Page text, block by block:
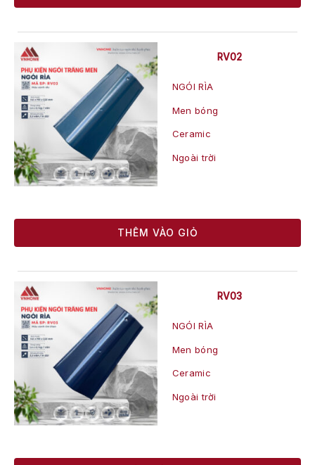
RV02
NGÓI RÌA
Men bóng
Ceramic
Ngoài trời
THÊM VÀO GIỎ
RV03
NGÓI RÌA
Men bóng
Ceramic
Ngoài trời